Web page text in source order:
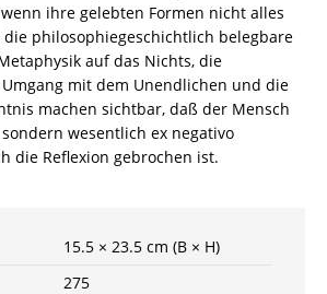
ihre gelebten Formen nicht alles
philosophiegeschichtlich belegbare
auf das Nichts, die
mit dem Unendlichen und die
machen sichtbar, daß der Mensch
wesentlich ex negativo
die Reflexion gebrochen ist.
15.5 × 23.5 cm (B × H)
275